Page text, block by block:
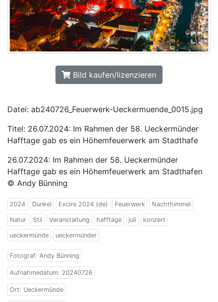
Bild kaufen/lizenzieren
Datei: ab240726_Feuerwerk-Ueckermuende_0015.jpg
Titel: 26.07.2024: Im Rahmen der 58. Ueckermünder
Hafftage gab es ein Höhemfeuerwerk am Stadthafe
26.07.2024: Im Rahmen der 58. Ueckermünder
Hafftage gab es ein Höhemfeuerwerk am Stadthafen
© Andy Bünning
2024 Dunkel Excire 2024 (de) Feuerwerk Nachthimmel
Natur Stil Veranstaltung hafftage juli konzert
ueckermünde ueckermünder
Fotograf: Andy Bünning
Aufnahmedatum: 20240726
Ort: Ueckermünde